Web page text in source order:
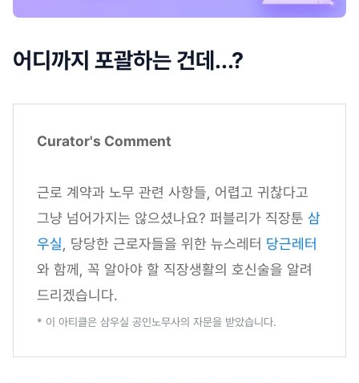
어디까지 포괄하는 건데...?
Curator's Comment
근로 계약과 노무 관련 사항들, 어렵고 귀찮다고
그냥 넘어가지는 않으셨나요? 퍼블리가 직장툰 삼
우실, 당당한 근로자들을 위한 뉴스레터 당근레터
와 함께, 꼭 알아야 할 직장생활의 호신술을 알려
드리겠습니다.
* 이 아티클은 삼우실 공인노무사의 자문을 받았습니다.